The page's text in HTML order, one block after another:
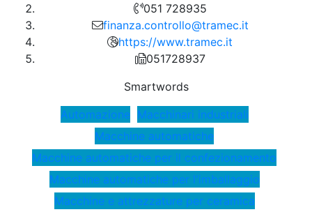
051 728935
finanza.controllo@tramec.it
https://www.tramec.it
051728937
Smartwords
Automazione Macchinari industriali
Macchine automatiche
Macchine automatiche per il confezionamento
Macchine automatiche per l'imballaggio
Macchine e attrezzature per ceramica